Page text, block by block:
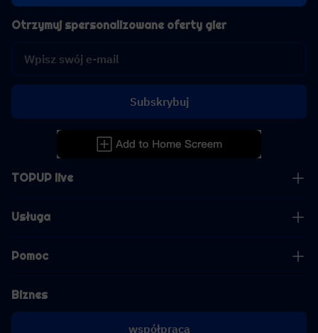
TOPUP live
Usługa
Pomoc
Biznes
współpraca
Otrzymuj spersonalizowane oferty gier
Subskrybuj